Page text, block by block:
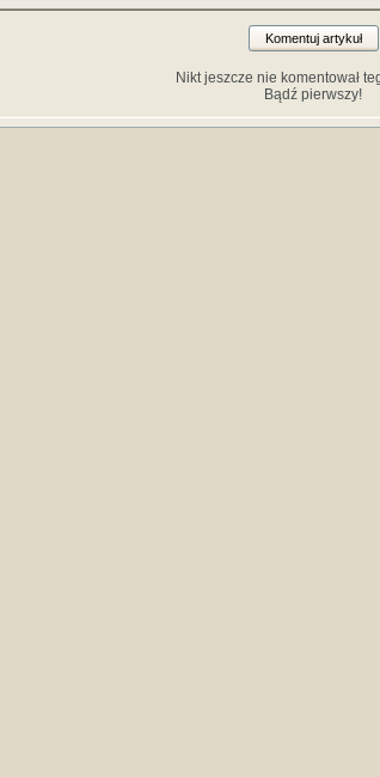
Komentuj artykuł
Nikt jeszcze nie komentował
Bądź pierwszy!